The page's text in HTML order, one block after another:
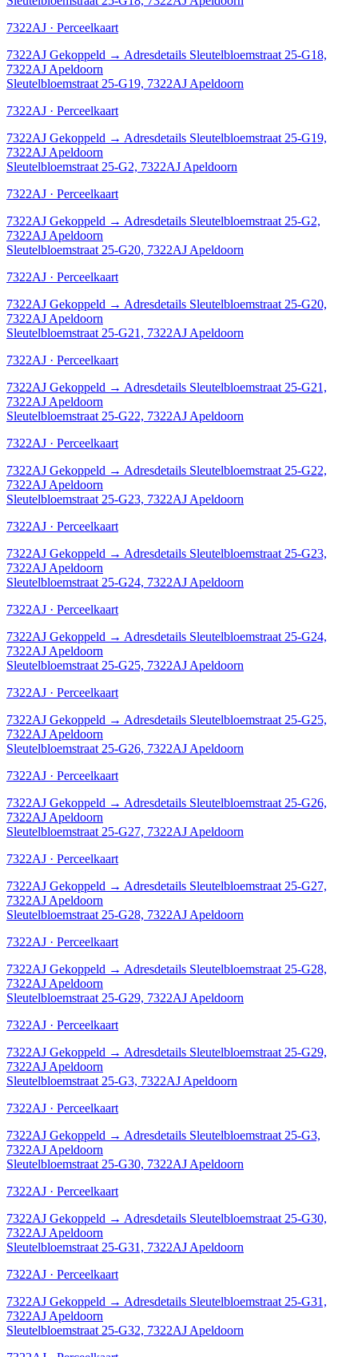
7322AJ · Perceelkaart
7322AJ Gekoppeld → Adresdetails Sleutelbloemstraat 25-G18,
7322AJ Apeldoorn
Sleutelbloemstraat 25-G19, 7322AJ Apeldoorn
7322AJ · Perceelkaart
7322AJ Gekoppeld → Adresdetails Sleutelbloemstraat 25-G19,
7322AJ Apeldoorn
Sleutelbloemstraat 25-G2, 7322AJ Apeldoorn
7322AJ · Perceelkaart
7322AJ Gekoppeld → Adresdetails Sleutelbloemstraat 25-G2,
7322AJ Apeldoorn
Sleutelbloemstraat 25-G20, 7322AJ Apeldoorn
7322AJ · Perceelkaart
7322AJ Gekoppeld → Adresdetails Sleutelbloemstraat 25-G20,
7322AJ Apeldoorn
Sleutelbloemstraat 25-G21, 7322AJ Apeldoorn
7322AJ · Perceelkaart
7322AJ Gekoppeld → Adresdetails Sleutelbloemstraat 25-G21,
7322AJ Apeldoorn
Sleutelbloemstraat 25-G22, 7322AJ Apeldoorn
7322AJ · Perceelkaart
7322AJ Gekoppeld → Adresdetails Sleutelbloemstraat 25-G22,
7322AJ Apeldoorn
Sleutelbloemstraat 25-G23, 7322AJ Apeldoorn
7322AJ · Perceelkaart
7322AJ Gekoppeld → Adresdetails Sleutelbloemstraat 25-G23,
7322AJ Apeldoorn
Sleutelbloemstraat 25-G24, 7322AJ Apeldoorn
7322AJ · Perceelkaart
7322AJ Gekoppeld → Adresdetails Sleutelbloemstraat 25-G24,
7322AJ Apeldoorn
Sleutelbloemstraat 25-G25, 7322AJ Apeldoorn
7322AJ · Perceelkaart
7322AJ Gekoppeld → Adresdetails Sleutelbloemstraat 25-G25,
7322AJ Apeldoorn
Sleutelbloemstraat 25-G26, 7322AJ Apeldoorn
7322AJ · Perceelkaart
7322AJ Gekoppeld → Adresdetails Sleutelbloemstraat 25-G26,
7322AJ Apeldoorn
Sleutelbloemstraat 25-G27, 7322AJ Apeldoorn
7322AJ · Perceelkaart
7322AJ Gekoppeld → Adresdetails Sleutelbloemstraat 25-G27,
7322AJ Apeldoorn
Sleutelbloemstraat 25-G28, 7322AJ Apeldoorn
7322AJ · Perceelkaart
7322AJ Gekoppeld → Adresdetails Sleutelbloemstraat 25-G28,
7322AJ Apeldoorn
Sleutelbloemstraat 25-G29, 7322AJ Apeldoorn
7322AJ · Perceelkaart
7322AJ Gekoppeld → Adresdetails Sleutelbloemstraat 25-G29,
7322AJ Apeldoorn
Sleutelbloemstraat 25-G3, 7322AJ Apeldoorn
7322AJ · Perceelkaart
7322AJ Gekoppeld → Adresdetails Sleutelbloemstraat 25-G3,
7322AJ Apeldoorn
Sleutelbloemstraat 25-G30, 7322AJ Apeldoorn
7322AJ · Perceelkaart
7322AJ Gekoppeld → Adresdetails Sleutelbloemstraat 25-G30,
7322AJ Apeldoorn
Sleutelbloemstraat 25-G31, 7322AJ Apeldoorn
7322AJ · Perceelkaart
7322AJ Gekoppeld → Adresdetails Sleutelbloemstraat 25-G31,
7322AJ Apeldoorn
Sleutelbloemstraat 25-G32, 7322AJ Apeldoorn